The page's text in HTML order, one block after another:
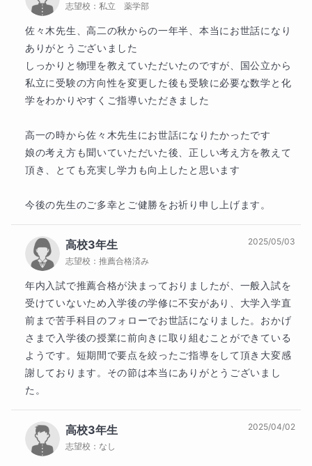
を一緒に確認し、
した。
すると、
「分かることが増えると、問題を解くのが少しずつ楽しく
と話してくれる生徒さんが少しずつ増えていきました。
この講座では、
高校数学の基礎を「分かったつもり」で終わらせず、使え
る形にすることを目的としています。
授業では、
基礎事項をかみ砕いて解説
その場で答える一問一答形式の確認
を取り入れています。
志望校： 私立 薬学部
佐々木先生、高二の秋からの一年半、本当にお世話になり
ありがとうございました
しっかりと物理を教えていただいたのですが、国公立から
私立に受験の方向性を変更した後も受験に必要な数学と化
学をわかりやすくご指導いただきました
高一の時から佐々木先生にお世話になりたかったです
娘の考え方も聞いていただいた後、正しい考え方を教えて
頂き、とても充実し学力も向上したと思います
今後の先生のご多幸とご健勝をお祈り申し上げます。
高校3年生
志望校： 推薦合格済み
2025/05/03
年内入試で推薦合格が決まっておりましたが、一般入試を
受けていないため入学後の学修に不安があり、大学入学直
前まで苦手科目のフォローでお世話になりました。おかげ
さまで入学後の授業に前向きに取り組むことができている
ようです。短期間で要点を絞ったご指導をして頂き大変感
謝しております。その節は本当にありがとうございまし
た。
高校3年生
志望校： なし
2025/04/02